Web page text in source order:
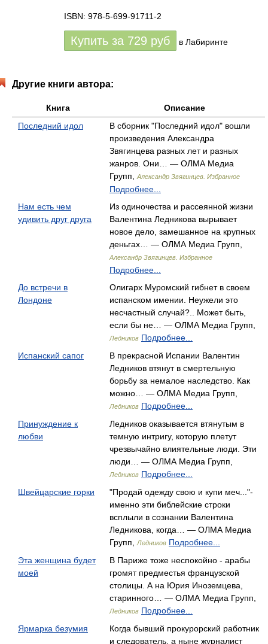
ISBN: 978-5-699-91711-2
Купить за 729 руб в Лабиринте
Другие книги автора:
Книга
Описание
Последний идол
В сборник "Последний идол" вошли
произведения Александра
Звягинцева разных лет и разных
жанров. Они… — ОЛМА Медиа
Групп,
Александр Звягинцев. Избранное
Подробнее...
Нам есть чем
удивить друг друга
Из одиночества и рассеянной жизни
Валентина Ледникова вырывает
новое дело, замешанное на крупных
деньгах… — ОЛМА Медиа Групп,
Александр Звягинцев. Избранное
Подробнее...
До встречи в
Лондоне
Олигарх Муромский гибнет в своем
испанском имении. Неужели это
несчастный случай?.. Может быть,
если бы не… — ОЛМА Медиа Групп,
Ледников Подробнее...
Испанский сапог
В прекрасной Испании Валентин
Ледников втянут в смертельную
борьбу за немалое наследство. Как
можно… — ОЛМА Медиа Групп,
Ледников Подробнее...
Принуждение к
любви
Ледников оказывается втянутым в
темную интригу, которую плетут
чрезвычайно влиятельные люди. Эти
люди… — ОЛМА Медиа Групп,
Ледников Подробнее...
Швейцарские горки
"Продай одежду свою и купи меч..."-
именно эти библейские строки
всплыли в сознании Валентина
Ледникова, когда… — ОЛМА Медиа
Групп,
Ледников Подробнее...
Эта женщина будет
моей
В Париже тоже неспокойно - арабы
громят предместья французской
столицы. А на Юрия Иноземцева,
старинного… — ОЛМА Медиа Групп,
Ледников Подробнее...
Ярмарка безумия
Когда бывший прокурорский работник
и следователь, а ныне журналист